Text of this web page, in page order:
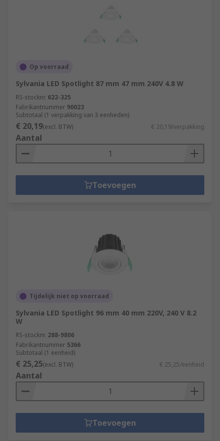
Op voorraad
Sylvania LED Spotlight 87 mm 47 mm 240V 4.8 W
RS-stocknr. 622-325
Fabrikantnummer 90023
Subtotaal (1 verpakking van 3 eenheden)
€ 20,19(excl. BTW) € 20,19/verpakking
Aantal
Toevoegen
Tijdelijk niet op voorraad
Sylvania LED Spotlight 96 mm 40 mm 220V, 240 V 8.2
W
RS-stocknr. 288-9806
Fabrikantnummer 5366
Subtotaal (1 eenheid)
€ 25,25(excl. BTW) € 25,25/eenheid
Aantal
Toevoegen